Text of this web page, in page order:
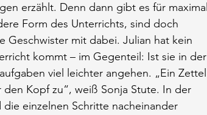
erzählt. Denn dann gibt es für maximal
Form des Unterrichts, sind doch
mit dabei. Julian hat kein
kommt – im Gegenteil: Ist sie in der
viel leichter angehen. „Ein Zettel
Kopf zu“, weiß Sonja Stute. In der
einzelnen Schritte nacheinander